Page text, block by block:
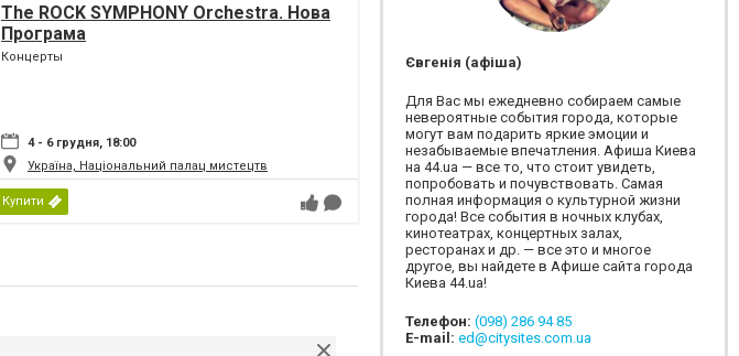
The ROCK SYMPHONY Orchestra. Нова
Програма
Концерты
4 - 6 грудня, 18:00
Україна, Національний палац мистецтв
Купити
Євгенія (афіша)
Для Вас мы ежедневно собираем самые
невероятные события города, которые
могут вам подарить яркие эмоции и
незабываемые впечатления. Афиша Киева
на 44.ua — все то, что стоит увидеть,
попробовать и почувствовать. Самая
полная информация о культурной жизни
города! Все события в ночных клубах,
кинотеатрах, концертных залах,
ресторанах и др. — все это и многое
другое, вы найдете в Афише сайта города
Киева 44.ua!
Телефон: (098) 286 94 85
E-mail: ed@citysites.com.ua